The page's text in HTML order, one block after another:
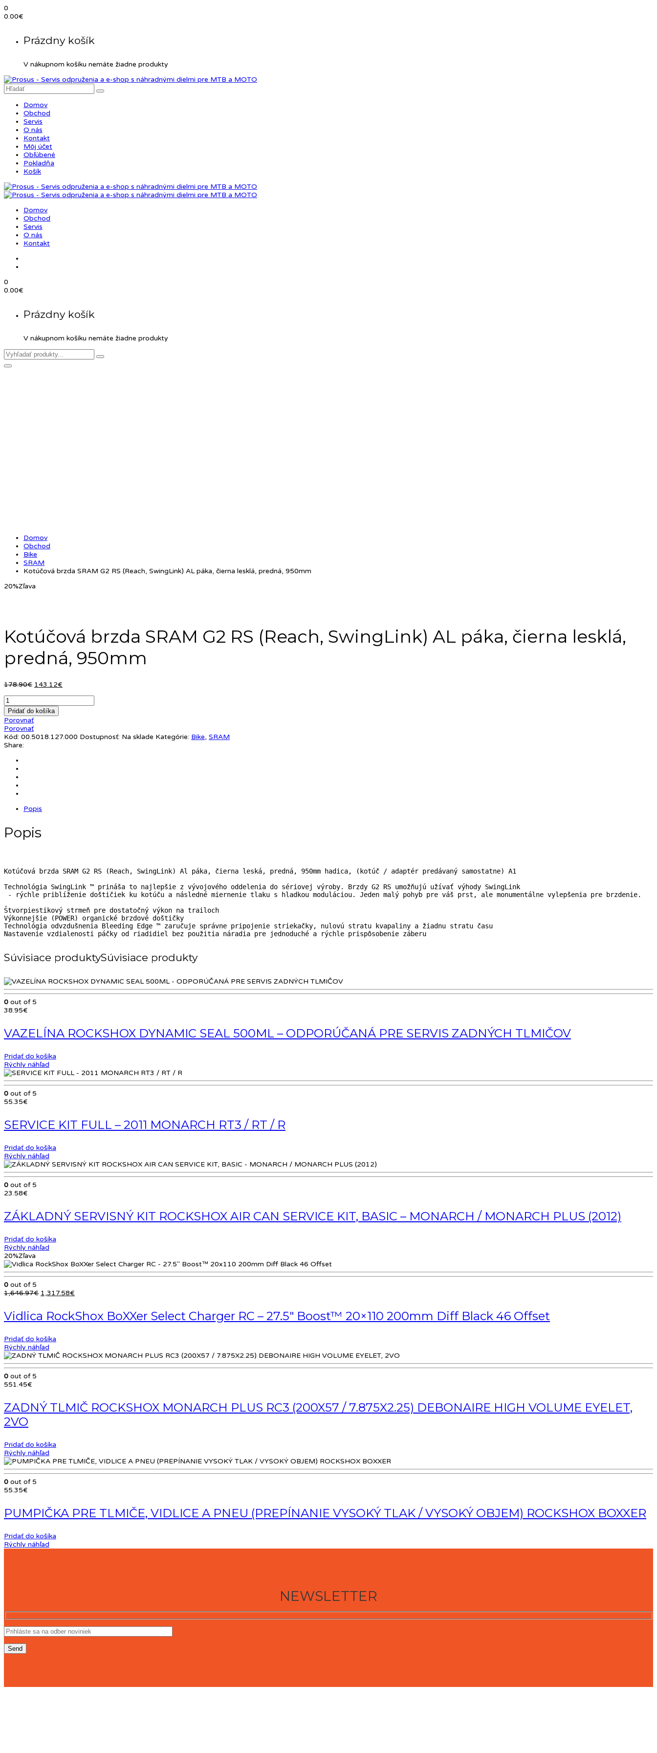
0
0.00€
Prázdny košík
V nákupnom košíku nemáte žiadne produkty
Domov
Obchod
Servis
O nás
Kontakt
Môj účet
Obľúbené
Pokladňa
Košík
Domov
Obchod
Servis
O nás
Kontakt
0
0.00€
Prázdny košík
V nákupnom košíku nemáte žiadne produkty
Domov
Obchod
Bike
SRAM
Kotúčová brzda SRAM G2 RS (Reach, SwingLink) AL páka, čierna lesklá, predná, 950mm
20%Zľava
Kotúčová brzda SRAM G2 RS (Reach, SwingLink) AL páka, čierna lesklá,
predná, 950mm
178.90€ Pôvodná
178.90€.
143.12€
Pridať do košíka
Porovnať
Porovnať
Kód: 00.5018.127.000 Dostupnosť: Na sklade Kategórie: Bike, SRAM
Share:
Popis
Popis
Kotúčová brzda SRAM G2 RS (Reach, SwingLink) Al páka, čierna leská, predná, 950mm hadica, (kotúč / adaptér predávaný samostatne) A1
Technológia SwingLink ™ prináša to najlepšie z vývojového oddelenia do sériovej výroby. Brzdy G2 RS umožňujú užívať výhody SwingLink
- rýchle priblíženie doštičiek ku kotúču a následné miernenie tlaku s hladkou moduláciou. Jeden malý pohyb pre váš prst, ale monumentálne vylepšenia pre brzdenie.
Štvorpiestikový strmeň pre dostatočný výkon na trailoch
Výkonnejšie (POWER) organické brzdové doštičky
Technológia odvzdušnenia Bleeding Edge ™ zaručuje správne pripojenie striekačky, nulovú stratu kvapaliny a žiadnu stratu času
Nastavenie vzdialenosti páčky od riadidiel bez použitia náradia pre jednoduché a rýchle prispôsobenie záberu
Súvisiace produkty
0 out of 5
38.95€
VAZELÍNA ROCKSHOX DYNAMIC SEAL 500ML – ODPORÚČANÁ PRE SERVIS ZADNÝCH TLMIČOV
Pridať do košíka
Rýchly náhľad
0 out of 5
55.35€
SERVICE KIT FULL – 2011 MONARCH RT3 / RT / R
Pridať do košíka
Rýchly náhľad
0 out of 5
23.58€
ZÁKLADNÝ SERVISNÝ KIT ROCKSHOX AIR CAN SERVICE KIT, BASIC – MONARCH / MONARCH PLUS (2012)
Pridať do košíka
Rýchly náhľad
20%Zľava
0 out of 5
1,646.97€ Pôvodná
1,646.97€.
1,317.58€
1,317.58€.
Vidlica RockShox BoXXer Select Charger RC – 27.5″ Boost™ 20×110 200mm Diff Black 46 Offset
Pridať do košíka
Rýchly náhľad
0 out of 5
551.45€
ZADNÝ TLMIČ ROCKSHOX MONARCH PLUS RC3 (200X57 / 7.875X2.25) DEBONAIRE HIGH VOLUME EYELET,
2VO
Pridať do košíka
Rýchly náhľad
0 out of 5
55.35€
PUMPIČKA PRE TLMIČE, VIDLICE A PNEU (PREPÍNANIE VYSOKÝ TLAK / VYSOKÝ OBJEM) ROCKSHOX BOXXER
Pridať do košíka
Rýchly náhľad
NEWSLETTER